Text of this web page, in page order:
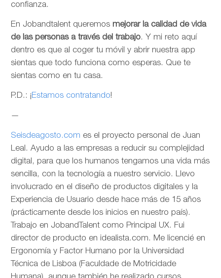
confianza.
En Jobandtalent queremos mejorar la calidad de vida
de las personas a través del trabajo. Y mi reto aquí
dentro es que al coger tu móvil y abrir nuestra app
sientas que todo funciona como esperas. Que te
sientas como en tu casa.
P.D.: ¡Estamos contratando!
—
Seisdeagosto.com es el proyecto personal de Juan
Leal. Ayudo a las empresas a reducir su complejidad
digital, para que los humanos tengamos una vida más
sencilla, con la tecnología a nuestro servicio. Llevo
involucrado en el diseño de productos digitales y la
Experiencia de Usuario desde hace más de 15 años
(prácticamente desde los inicios en nuestro país).
Trabajo en JobandTalent como Principal UX. Fui
director de producto en idealista.com. Me licencié en
Ergonomía y Factor Humano por la Universidad
Técnica de Lisboa (Faculdade de Motricidade